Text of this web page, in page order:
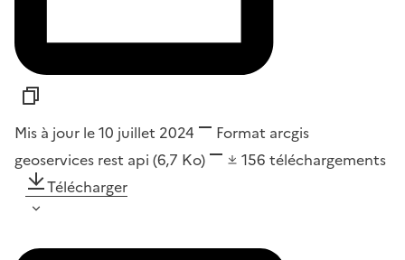
Mis à jour le 10 juillet 2024 Format arcgis
geoservices rest api (6,7 Ko) 156 téléchargements
Télécharger